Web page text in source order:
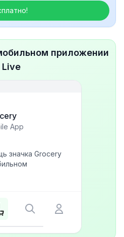
приложении
Live
App
значка Grocery